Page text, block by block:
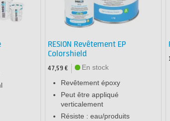
RESION Revêtement EP
Colorshield
47,59 €
En stock
Revêtement époxy
Peut être appliqué
verticalement
Résiste : eau/produits